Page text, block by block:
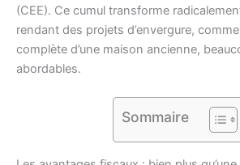
(CEE). Ce cumul transforme
rendant des projets d’envergure, comme
complète d’une maison ancienne,
abordables.
Sommaire